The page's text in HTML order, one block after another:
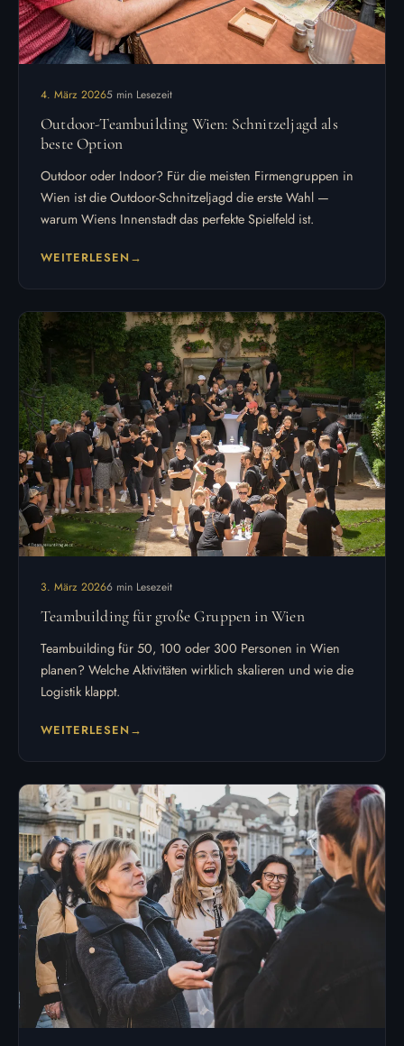
4. März 20265 min Lesezeit
Outdoor-Teambuilding Wien: Schnitzeljagd als
beste Option
Outdoor oder Indoor? Für die meisten Firmengruppen in
Wien ist die Outdoor-Schnitzeljagd die erste Wahl —
warum Wiens Innenstadt das perfekte Spielfeld ist.
WEITERLESEN
3. März 20266 min Lesezeit
Teambuilding für große Gruppen in Wien
Teambuilding für 50, 100 oder 300 Personen in Wien
planen? Welche Aktivitäten wirklich skalieren und wie die
Logistik klappt.
WEITERLESEN